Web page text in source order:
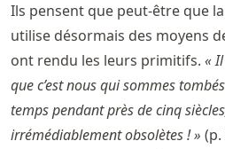
Ils pensent que peut-être que
utilise désormais des moyens
ont rendu les leurs primitifs. «
que c’est nous qui sommes
temps pendant près de cinq
irrémédiablement obsolètes ! » (p.